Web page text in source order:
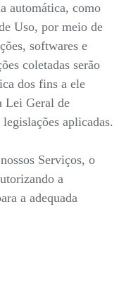
automática, como
Uso, por meio de
softwares e
coletadas serão
dos fins a ele
Lei Geral de
aplicadas.
Serviços, o
a
a adequada